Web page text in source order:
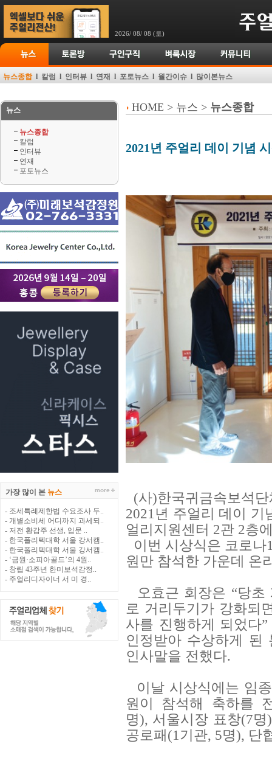
2026/ 08/ 08 (토)
뉴스종합l 칼럼 l 인터뷰 l 연재 l 포토뉴스 l 월간이슈 l 많이본뉴스
뉴스
뉴스종합
칼럼
인터뷰
연재
포토뉴스
가장 많이 본 뉴스
- 조세특례제한법 수요조사 두..
- 개별소비세 어디까지 과세되..
- 저전 황갑주 선생, 입문 ..
- 한국폴리텍대학 서울 강서캠..
- 한국폴리텍대학 서울 강서캠..
- ‘금원·소피아골드’의 4원..
- 창립 43주년 한미보석감정..
- 주얼리디자이너 서 미 경..
HOME > 뉴스 > 뉴스종합
2021년 주얼리 데이 기념
(사)한국귀금속보석
2021년 주얼리 데이 기
얼리지원센터 2관 2층
이번 시상식은 코로
원만 참석한 가운데 온
오효근 회장은 “당
로 거리두기가 강화되
사를 진행하게 되었다
인정받아 수상하게 된
인사말을 전했다.
이날 시상식에는 임
원이 참석해 축하를
명), 서울시장 표창(7
공로패(1기관, 5명), 단